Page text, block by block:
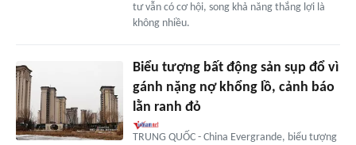
tư vẫn có cơ hội, song khả năng thắng lợi là
không nhiều.
Biểu tượng bất động sản sụp đổ vì
gánh nặng nợ khổng lồ, cảnh báo
lằn ranh đỏ
TRUNG QUỐC - China Evergrande, biểu tượng